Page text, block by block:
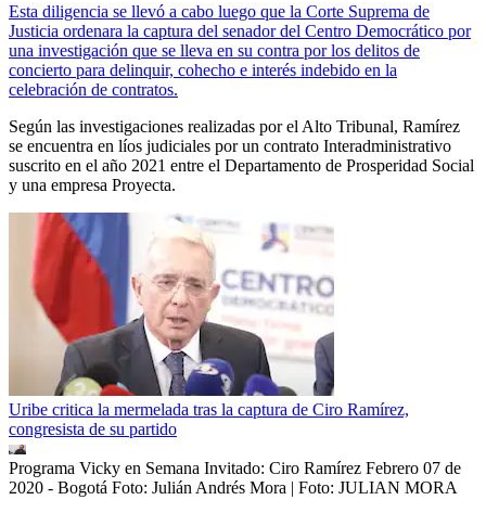
Esta diligencia se llevó a cabo luego que la Corte Suprema de
Justicia ordenara la captura del senador del Centro Democrático por
una investigación que se lleva en su contra por los delitos de
concierto para delinquir, cohecho e interés indebido en la
celebración de contratos.
Según las investigaciones realizadas por el Alto Tribunal, Ramírez
se encuentra en líos judiciales por un contrato Interadministrativo
suscrito en el año 2021 entre el Departamento de Prosperidad Social
y una empresa Proyecta.
Uribe critica la mermelada tras la captura de Ciro Ramírez,
congresista de su partido
Programa Vicky en Semana Invitado: Ciro Ramírez Febrero 07 de
2020 - Bogotá Foto: Julián Andrés Mora | Foto: JULIAN MORA